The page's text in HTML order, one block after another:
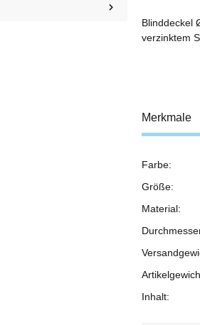
Blinddeckel
verzinktem
Merkmale
Wert
Farbe:
Größe:
Material:
Inhalt: